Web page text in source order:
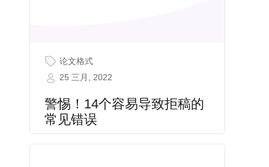
论文格式
25 三月, 2022
警惕！14个容易导致拒稿的
常见错误